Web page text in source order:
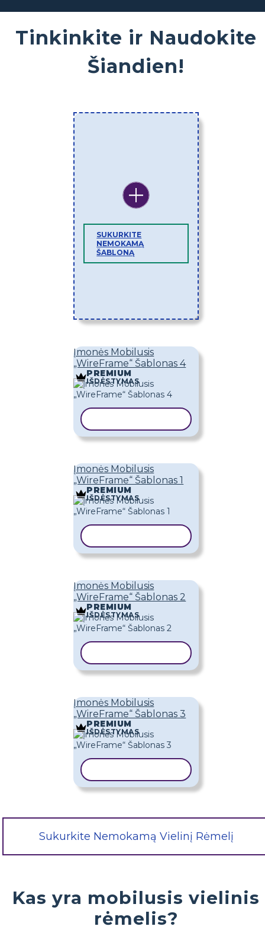
Tinkinkite ir Naudokite
Šiandien!
SUKURKITE
NEMOKAMĄ
ŠABLONĄ
Įmonės Mobilusis
„WireFrame“ Šablonas 4
PREMIUM
IŠDĖSTYMAS
Įmonės Mobilusis
„WireFrame“ Šablonas 1
PREMIUM
IŠDĖSTYMAS
Įmonės Mobilusis
„WireFrame“ Šablonas 2
PREMIUM
IŠDĖSTYMAS
Įmonės Mobilusis
„WireFrame“ Šablonas 3
PREMIUM
IŠDĖSTYMAS
Sukurkite Nemokamą Vielinį Rėmelį
Kas yra mobilusis vielinis
rėmelis?